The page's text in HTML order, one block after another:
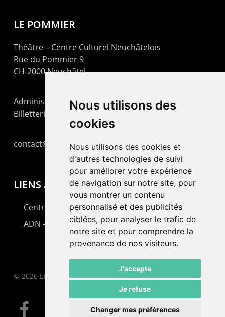
Nous utilisons des
cookies
Nous utilisons des cookies et
d'autres technologies de suivi
pour améliorer votre expérience
de navigation sur notre site, pour
vous montrer un contenu
personnalisé et des publicités
ciblées, pour analyser le trafic de
notre site et pour comprendre la
provenance de nos visiteurs.
J'accepte
Je refuse
Changer mes préférences
LE POMMIER
Théâtre – Centre Culturel Neuchâtelois
Rue du Pommier 9
CH-2000 Neuchâtel
Administration : +41 32 725 03 03
Billetterie : +41 32 725 05 05
contact@lepommier.ch
LIENS AMIS
Centre de culture ABC
ADN – Association Danse Neuchâtel
© 2026 Le Pommier.
facebook email